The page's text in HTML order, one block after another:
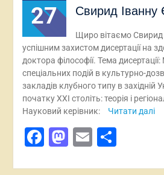
27
Свирид Іванну
Щиро вітаємо Свирид
успішним захистом дисертації на
доктора філософії. Тема
спеціальних подій в культурно-
закладів клубного типу в західній
початку ХХІ століть: теорія і
Науковий керівник:
Читати далі
Facebook
Mastodon
Email